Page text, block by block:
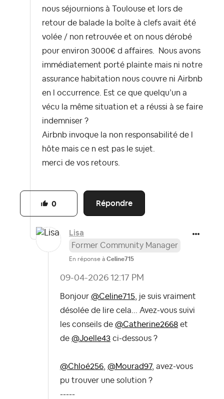
nous séjournions à Toulouse et lors de
retour de balade la boîte à clefs avait été
volée / non retrouvée et on nous dérobé
pour environ 3000€ d affaires. Nous avons
immédiatement porté plainte mais ni notre
assurance habitation nous couvre ni Airbnb
en l occurrence. Est ce que quelqu’un a
vécu la même situation et a réussi à se faire
indemniser ?
Airbnb invoque la non responsabilité de l
hôte mais ce n est pas le sujet.
merci de vos retours.
Répondre
0
Lisa
Former Community Manager
En réponse à Celine715
‎09-04-2026 12:17 PM
Bonjour @Celine715 , je suis vraiment
désolée de lire cela... Avez-vous suivi
les conseils de @Catherine2668 et
de @Joelle43 ci-dessous ?
@Chloé256 @Mourad97, avez-vous
pu trouver une solution ?
-----